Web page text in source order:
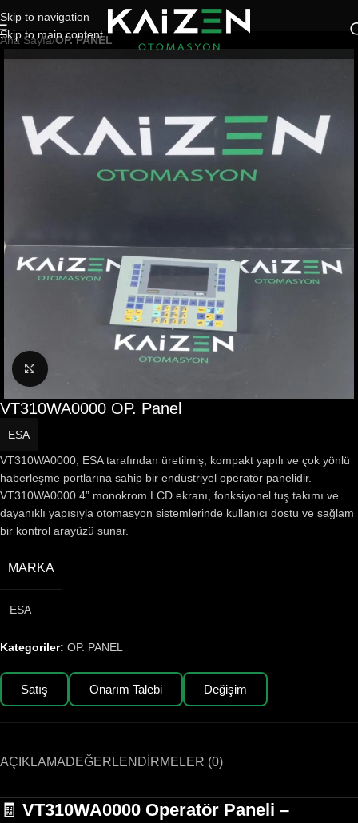
Skip to navigation
Skip to main content
Ana Sayfa OP. PANEL
Büyütmek için tıklayın
VT310WA0000 OP. Panel
ESA
VT310WA0000, ESA tarafından üretilmiş, kompakt yapılı ve çok yönlü
haberleşme portlarına sahip bir endüstriyel operatör panelidir.
VT310WA0000 4” monokrom LCD ekranı, fonksiyonel tuş takımı ve
dayanıklı yapısıyla otomasyon sistemlerinde kullanıcı dostu ve sağlam
bir kontrol arayüzü sunar.
MARKA
ESA
Kategoriler: OP. PANEL
Satış Onarım Talebi Değişim
AÇIKLAMADEĞERLENDIRMELER (0)
🧾 VT310WA0000 Operatör Paneli –